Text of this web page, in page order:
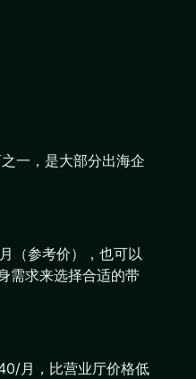
一，是大部分出海企
（参考价），也可以
需求来选择合适的带
月，比营业厅价格低